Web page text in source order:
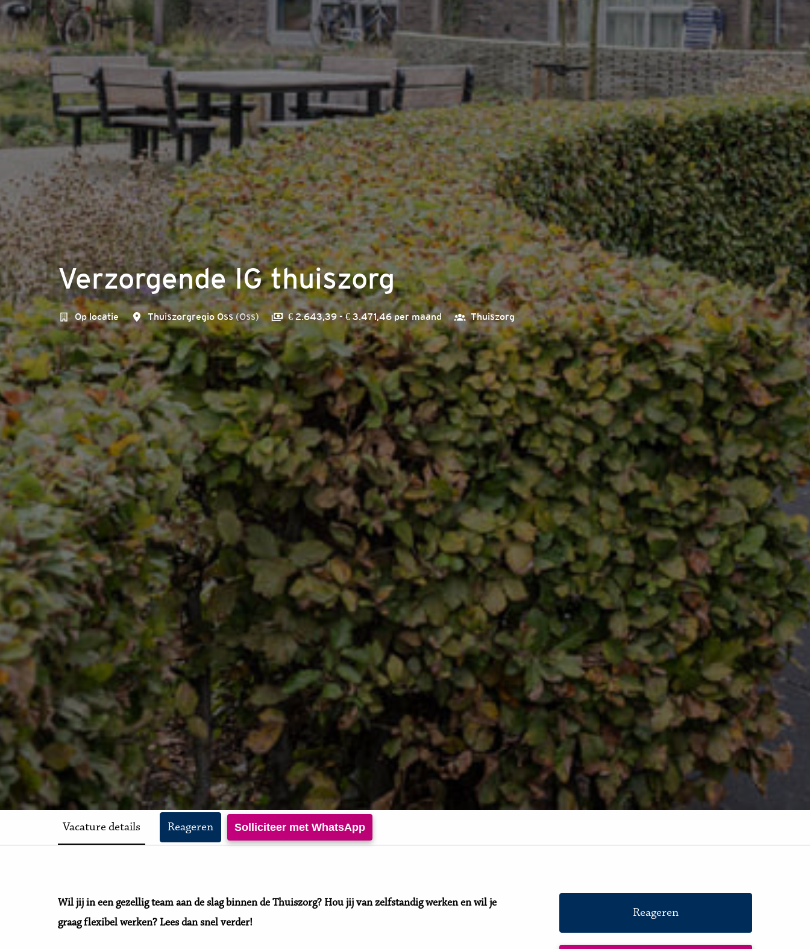
Verzorgende IG thuiszorg
Op locatie Thuiszorgregio Oss (Oss) € 2.643,39 - € 3.471,46 per maand Thuiszorg
Vacature details Reageren Solliciteer met WhatsApp
Wil jij in een gezellig team aan de slag binnen de Thuiszorg? Hou jij van zelfstandig werken en wil je
graag flexibel werken? Lees dan snel verder!
Reageren